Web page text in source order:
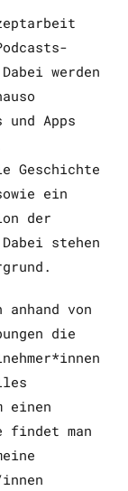
werden
Apps
Geschichte
ein
der
stehen
von
die
einen
findet man